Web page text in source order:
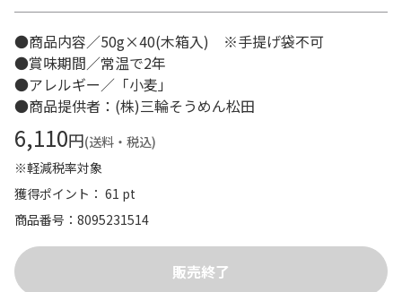
●商品内容／50g×40(木箱入) ※手提げ袋不可
●賞味期間／常温で2年
●アレルギー／「小麦」
●商品提供者：(株)三輪そうめん松田
6,110円(送料・税込)
※軽減税率対象
獲得ポイント： 61 pt
商品番号
8095231514